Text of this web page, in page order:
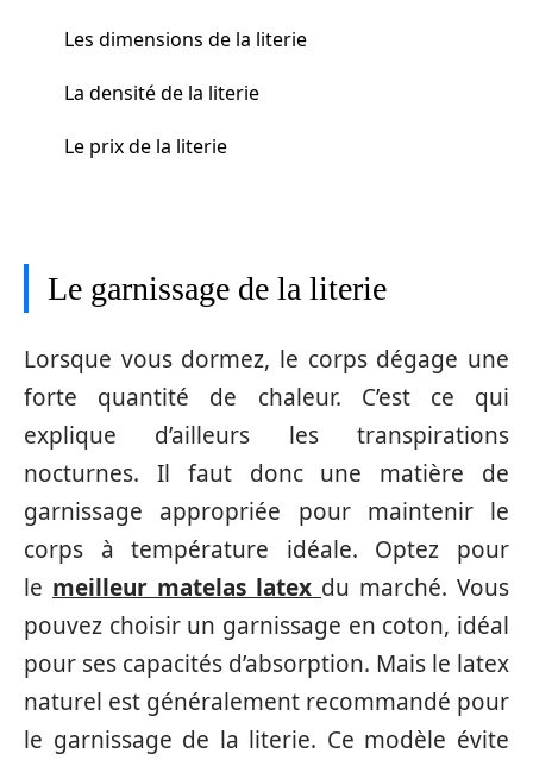
Les dimensions de la literie
La densité de la literie
Le prix de la literie
Le garnissage de la literie
Lorsque vous dormez, le corps dégage une
forte quantité de chaleur. C’est ce qui
explique d’ailleurs les transpirations
nocturnes. Il faut donc une matière de
garnissage appropriée pour maintenir le
corps à température idéale. Optez pour
le meilleur matelas latex du marché. Vous
pouvez choisir un garnissage en coton, idéal
pour ses capacités d’absorption. Mais le latex
naturel est généralement recommandé pour
le garnissage de la literie. Ce modèle évite